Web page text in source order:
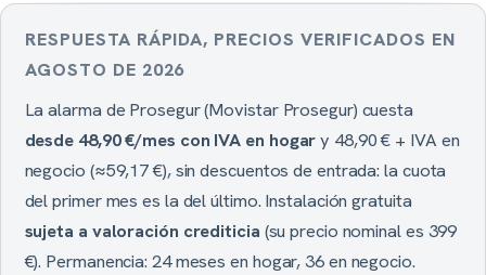
RESPUESTA RÁPIDA, PRECIOS VERIFICADOS EN
AGOSTO DE 2026
La alarma de Prosegur (Movistar Prosegur) cuesta
desde 48,90 €/mes con IVA en hogary 48,90 € + IVA en
negocio (≈59,17 €), sin descuentos de entrada: la cuota
del primer mes es la del último. Instalación gratuita
sujeta a valoración crediticia (su precio nominal es 399
€). Permanencia: 24 meses en hogar, 36 en negocio.